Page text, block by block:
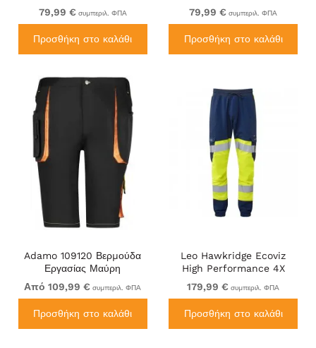
79,99 € συμπεριλ. ΦΠΑ
Προσθήκη στο καλάθι
79,99 € συμπεριλ. ΦΠΑ
Προσθήκη στο καλάθι
Adamo 109120 Βερμούδα
Εργασίας Μαύρη
Από 109,99 € συμπεριλ. ΦΠΑ
Προσθήκη στο καλάθι
Leo Hawkridge Ecoviz
High Performance 4X
Stretch Trouser Hi-Vis
Yellow/Navy Print
179,99 € συμπεριλ. ΦΠΑ
Προσθήκη στο καλάθι